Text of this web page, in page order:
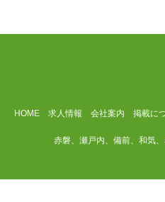
HOME 求人情報 会社案内 掲載に
赤磐、瀬戸内、備前、和気